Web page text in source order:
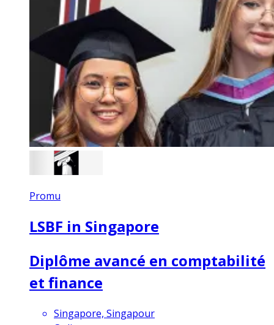
Promu
LSBF in Singapore
Diplôme avancé en comptabilité
et finance
Singapore, Singapour